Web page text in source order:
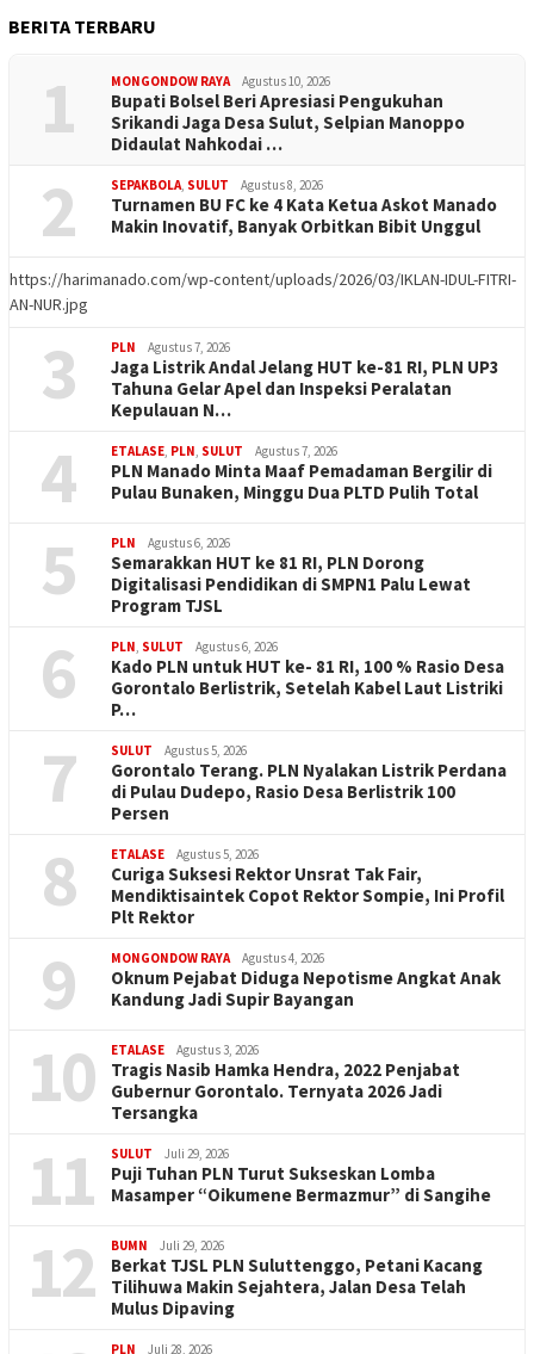
BERITA TERBARU
1 MONGONDOW RAYA Agustus 10, 2026
Bupati Bolsel Beri Apresiasi Pengukuhan
Srikandi Jaga Desa Sulut, Selpian Manoppo
Didaulat Nahkodai …
2 SEPAKBOLA, SULUT Agustus 8, 2026
Turnamen BU FC ke 4 Kata Ketua Askot Manado
Makin Inovatif, Banyak Orbitkan Bibit Unggul
https://harimanado.com/wp-content/uploads/2026/03/IKLAN-IDUL-FITRI-
AN-NUR.jpg
3 PLN Agustus 7, 2026
Jaga Listrik Andal Jelang HUT ke-81 RI, PLN UP3
Tahuna Gelar Apel dan Inspeksi Peralatan
Kepulauan N…
4 ETALASE, PLN, SULUT Agustus 7, 2026
PLN Manado Minta Maaf Pemadaman Bergilir di
Pulau Bunaken, Minggu Dua PLTD Pulih Total
5 PLN Agustus 6, 2026
Semarakkan HUT ke 81 RI, PLN Dorong
Digitalisasi Pendidikan di SMPN1 Palu Lewat
Program TJSL
6 PLN, SULUT Agustus 6, 2026
Kado PLN untuk HUT ke- 81 RI, 100 % Rasio Desa
Gorontalo Berlistrik, Setelah Kabel Laut Listriki
P…
7 SULUT Agustus 5, 2026
Gorontalo Terang. PLN Nyalakan Listrik Perdana
di Pulau Dudepo, Rasio Desa Berlistrik 100
Persen
8 ETALASE Agustus 5, 2026
Curiga Suksesi Rektor Unsrat Tak Fair,
Mendiktisaintek Copot Rektor Sompie, Ini Profil
Plt Rektor
9 MONGONDOW RAYA Agustus 4, 2026
Oknum Pejabat Diduga Nepotisme Angkat Anak
Kandung Jadi Supir Bayangan
10 ETALASE Agustus 3, 2026
Tragis Nasib Hamka Hendra, 2022 Penjabat
Gubernur Gorontalo. Ternyata 2026 Jadi
Tersangka
11 SULUT Juli 29, 2026
Puji Tuhan PLN Turut Sukseskan Lomba
Masamper “Oikumene Bermazmur” di Sangihe
12 BUMN Juli 29, 2026
Berkat TJSL PLN Suluttenggo, Petani Kacang
Tilihuwa Makin Sejahtera, Jalan Desa Telah
Mulus Dipaving
PLN Juli 28, 2026